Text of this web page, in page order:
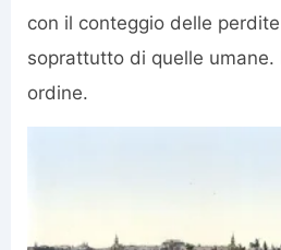
con il conteggio delle
soprattutto di quelle umane.
ordine.